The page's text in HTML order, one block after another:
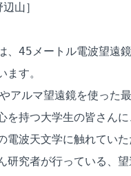
山］
45メートル電波望遠
す。
アルマ望遠鏡を使った
を持つ大学生の皆さん
電波天文学に触れてい
究者が行っている、望